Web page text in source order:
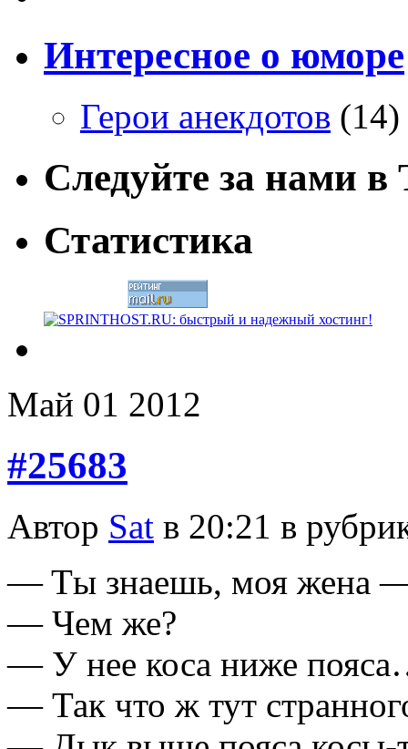
Интересное о юморе
Герои анекдотов (14)
Следуйте за нами
Статистика
Май 01 2012
#25683
Автор Sat в 20:21 в
— Tы знаешь, моя жена
— Чем же?
— У нее коса ниже
— Так что ж тут